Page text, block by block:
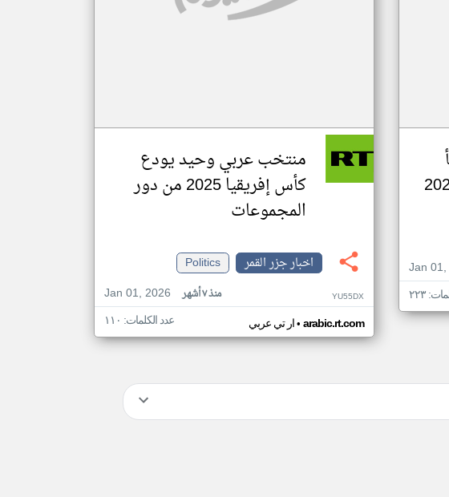
Jan
٢٢٣
منتخب عربي وحيد يودع
كأس إفريقيا 2025 من دور
المجموعات
اخبار جزر القمر
Politics
Jan 01, 2026
منذ ٧ أشهر YU55DX
ار تي عربي• arabic.rt.com عدد الكلمات: ١١٠